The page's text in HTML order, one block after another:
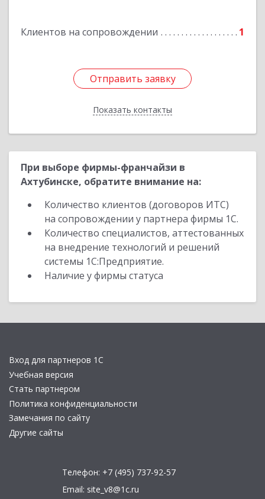
Клиентов на сопровождении 1
Отправить заявку
Показать контакты
Отправить заявку
Назад
При выборе фирмы-франчайзи в
Ахтубинске, обратите внимание на:
Количество клиентов (договоров ИТС)
на сопровождении у партнера фирмы 1С.
Количество специалистов, аттестованных
на внедрение технологий и решений
системы 1С:Предприятие.
Наличие у фирмы статуса
Вход для партнеров 1С
Учебная версия
Стать партнером
Политика конфиденциальности
Замечания по сайту
Другие сайты
Телефон: +7 (495) 737-92-57
Email: site_v8@1c.ru